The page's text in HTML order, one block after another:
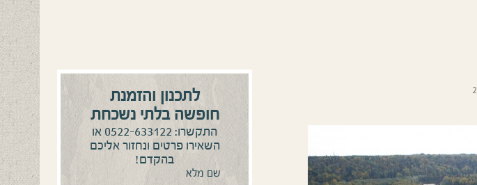
לתכנון והזמנת
חופשה בלתי נשכחת
התקשרו: 0522-633122 או
השאירו פרטים ונחזור אליכם
בהקדם!
שם מלא